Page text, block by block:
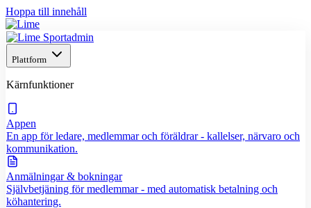
Hoppa till innehåll
Plattform
Kärnfunktioner
Appen
En app för ledare, medlemmar och föräldrar - kallelser, närvaro och
kommunikation.
Anmälningar & bokningar
Självbetjäning för medlemmar - med automatisk betalning och
köhantering.